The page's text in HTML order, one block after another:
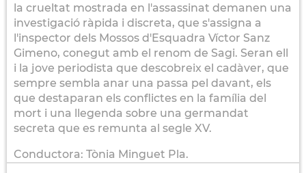
la crueltat mostrada en l'assassinat demanen una
investigació ràpida i discreta, que s'assigna a
l'inspector dels Mossos d'Esquadra Víctor Sanz
Gimeno, conegut amb el renom de Sagi. Seran ell
i la jove periodista que descobreix el cadàver, que
sempre sembla anar una passa pel davant, els
que destaparan els conflictes en la família del
mort i una llegenda sobre una germandat
secreta que es remunta al segle XV.
Conductora: Tònia Minguet Pla.